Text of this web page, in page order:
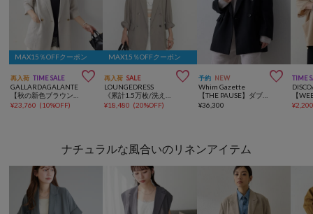
MAX15％OFFクーポン
再入荷 TIME SALE 
GALLARDAGALANTE
¥23,760 (10%OFF)
MAX15％OFFクーポン
再入荷 SALE 
LOUNGEDRESS
¥18,480 (20%OFF)
予約 NEW 
Whim Gazette
【THE PAUSE】ダブルジャケット
¥36,300
TIME
¥
ナチュラルな風合いのリネンアイテム